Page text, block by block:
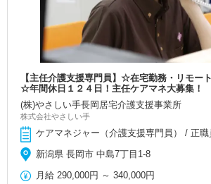
【主任介護支援専門員】☆在宅勤務・リモー
☆年間休日１２４日！主任ケアマネ大募集！
(株)やさしい手長岡居宅介護支援事業所
株式会社やさしい手
ケアマネジャー（介護支援専門員） / 正職
新潟県 長岡市 中島7丁目1-8
月給 290,000円 ～340,000円